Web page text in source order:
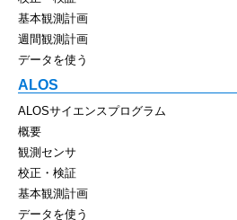
基本観測計画
週間観測計画
データを使う
ALOS
ALOSサイエンスプログラム
概要
観測センサ
校正・検証
基本観測計画
データを使う